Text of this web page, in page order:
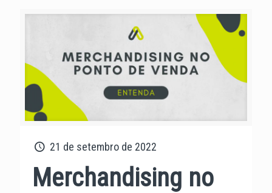
21 de setembro de 2022
Merchandising no